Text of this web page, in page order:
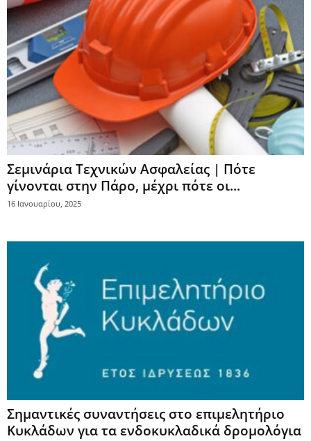
Σεμινάρια Τεχνικών Ασφαλείας | Πότε
γίνονται στην Πάρο, μέχρι πότε οι...
16 Ιανουαρίου, 2025
Σημαντικές συναντήσεις στο επιμελητήριο
Κυκλάδων για τα ενδοκυκλαδικά δρομολόγια